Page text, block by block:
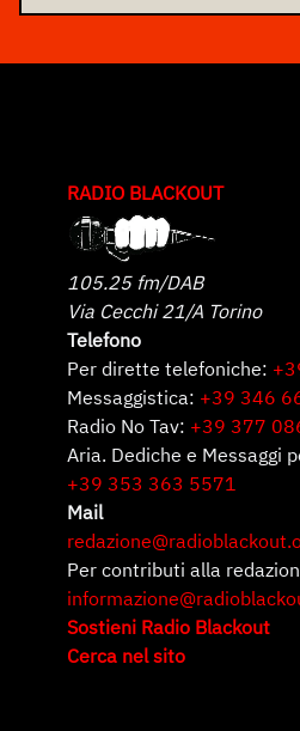
RADIO BLACKOUT
105.25 fm/DAB
Via Cecchi 21/A Torino
Telefono
Per dirette telefoniche:
Messaggistica: +39 346
Radio No Tav: +39 377
Aria. Dediche e Messaggi
+39 353 363 5571
Mail
Per contributi alla
Sostieni Radio Blackout
Cerca nel sito